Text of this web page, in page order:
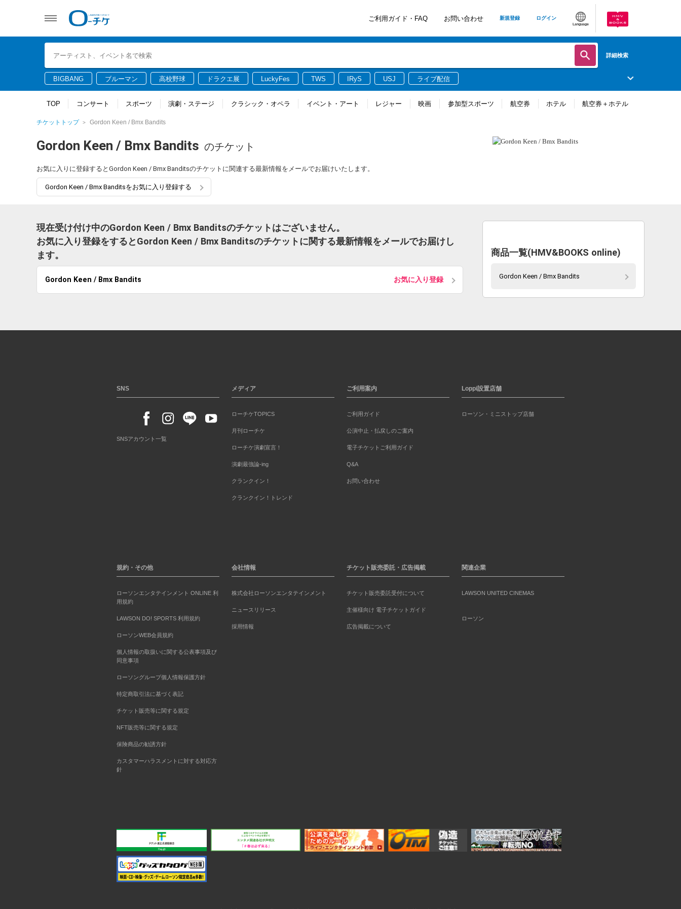
ご利用ガイド・FAQ お問い合わせ 新規登録 ログイン
Language
詳細検索
BIGBANG ブルーマン 高校野球 ドラクエ展 LuckyFes TWS IRyS USJ ライブ配信
TOP コンサート スポーツ 演劇・ステージ クラシック・オペラ イベント・アート レジャー 映画 参加型スポーツ 航空券 ホテル 航空券＋ホテル
チケットトップ Gordon Keen / Bmx Bandits
Gordon Keen / Bmx Bandits のチケット
お気に入りに登録するとGordon Keen / Bmx Banditsのチケットに関連する最新情報をメールでお届けいたします。
Gordon Keen / Bmx Banditsをお気に入り登録する
現在受け付け中のGordon Keen / Bmx Banditsのチケットはございません。
お気に入り登録をするとGordon Keen / Bmx Banditsのチケットに関する最新情報をメールでお届けし
ます。
Gordon Keen / Bmx Bandits お気に入り登録
商品一覧(HMV&BOOKS online)
Gordon Keen / Bmx Bandits
SNS
SNSアカウント一覧
メディア
ローチケTOPICS
月刊ローチケ
ローチケ演劇宣言！
演劇最強論-ing
クランクイン！
クランクイン！トレンド
ご利用案内
ご利用ガイド
公演中止・払戻しのご案内
電子チケットご利用ガイド
Q&A
お問い合わせ
Loppi設置店舗
ローソン・ミニストップ店舗
規約・その他
ローソンエンタテインメント ONLINE 利
用規約
LAWSON DO! SPORTS 利用規約
ローソンWEB会員規約
個人情報の取扱いに関する公表事項及び
同意事項
ローソングループ個人情報保護方針
特定商取引法に基づく表記
チケット販売等に関する規定
NFT販売等に関する規定
保険商品の勧誘方針
カスタマーハラスメントに対する対応方
針
会社情報
株式会社ローソンエンタテインメント
ニュースリリース
採用情報
チケット販売委託・広告掲載
チケット販売委託受付について
主催様向け 電子チケットガイド
広告掲載について
関連企業
LAWSON UNITED CINEMAS
ローソン